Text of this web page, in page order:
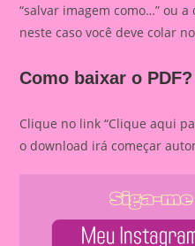
“salvar imagem como…” ou
neste caso você deve colar
Como baixar o PDF?
Clique no link “Clique aqui
o download irá começar